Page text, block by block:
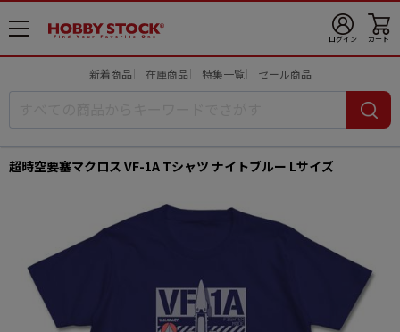
メ
ニ
ログイン カート
新着商品 在庫商品 特集一覧 セール商品
超時空要塞マクロス VF-1A Tシャツ ナイトブルー Lサイズ